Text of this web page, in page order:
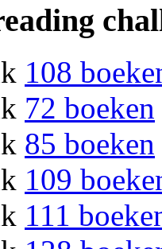
108
72 boeken
85 boeken
109
111